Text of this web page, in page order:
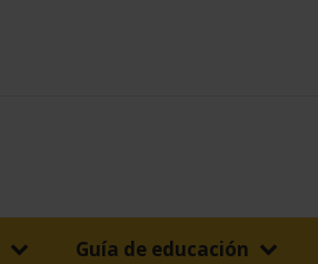
Guía de educación